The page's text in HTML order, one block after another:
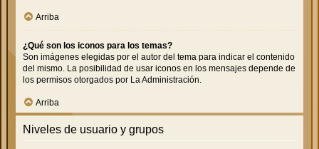
Arriba
¿Qué son los iconos para los temas?
Son imágenes elegidas por el autor del tema para indicar el contenido
del mismo. La posibilidad de usar iconos en los mensajes depende de
los permisos otorgados por La Administración.
Arriba
Niveles de usuario y grupos